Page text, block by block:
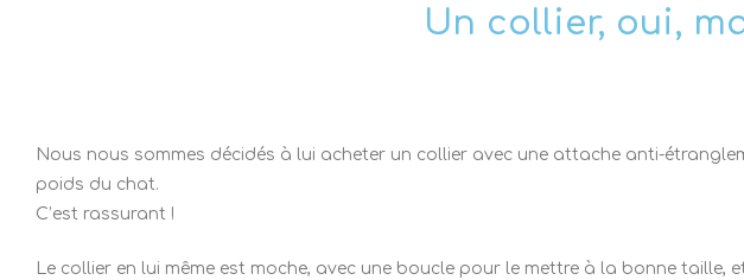
Un collier, oui,
Nous nous sommes décidés à lui acheter un collier avec une attache anti-
poids du chat.
C’est rassurant !
Le collier en lui même est moche, avec une boucle pour le mettre à la bonne taille,